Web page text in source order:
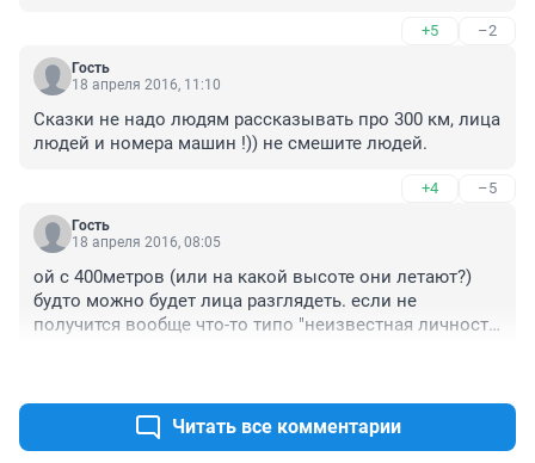
+5 –2
Гость
18 апреля 2016, 11:10
Сказки не надо людям рассказывать про 300 км, лица
людей и номера машин !)) не смешите людей.
+4 –5
Гость
18 апреля 2016, 08:05
ой с 400метров (или на какой высоте они летают?)
будто можно будет лица разглядеть. если не
получится вообще что-то типо "неизвестная личность
таким данным искать будут век.
Читать все комментарии